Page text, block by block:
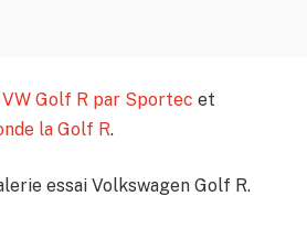
VW Golf R par Sportec et
la Golf R.
essai Volkswagen Golf R.